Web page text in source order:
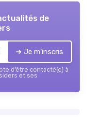
de
➔ Je m'inscris
d’être contacté(e) à
et ses